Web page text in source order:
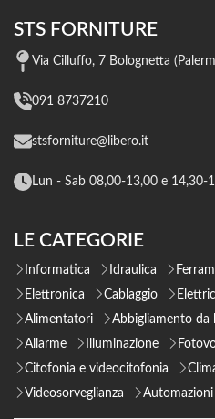
STS FORNITURE
Via Cilluffo, 7 Bolognetta
091 8737210
stsforniture@libero.it
Lun - Sab 08,00-13,00 e 14,30-
LE CATEGORIE
Informatica Idraulica
Elettronica
Cablaggio
Alimentatori
Abbigliamento da
Allarme
Illuminazione
Citofonia e videocitofonia
Videosorveglianza